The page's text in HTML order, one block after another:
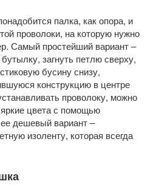
палка, как опора, и
проволоки, на которую нужно
Самый простейший вариант –
загнуть петлю сверху,
бусину снизу,
конструкцию в центре
проволоку, можно
цвета с помощью
дешевый вариант –
изоленту, которая всегда